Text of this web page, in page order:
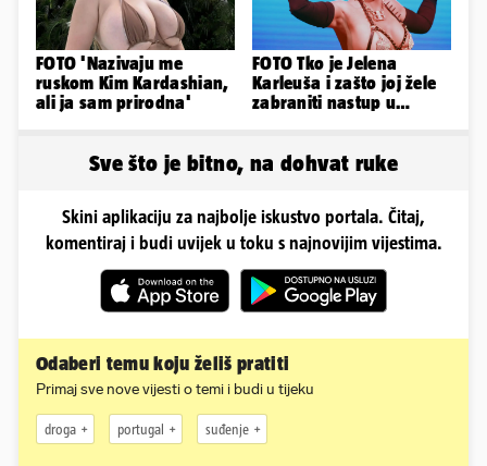
FOTO 'Nazivaju me
ruskom Kim Kardashian,
ali ja sam prirodna'
FOTO Tko je Jelena
Karleuša i zašto joj žele
zabraniti nastup u
Sve što je bitno, na dohvat ruke
Skini aplikaciju za najbolje iskustvo portala. Čitaj,
komentiraj i budi uvijek u toku s najnovijim vijestima.
Odaberi temu koju želiš pratiti
Primaj sve nove vijesti o temi i budi u tijeku
droga portugal suđenje